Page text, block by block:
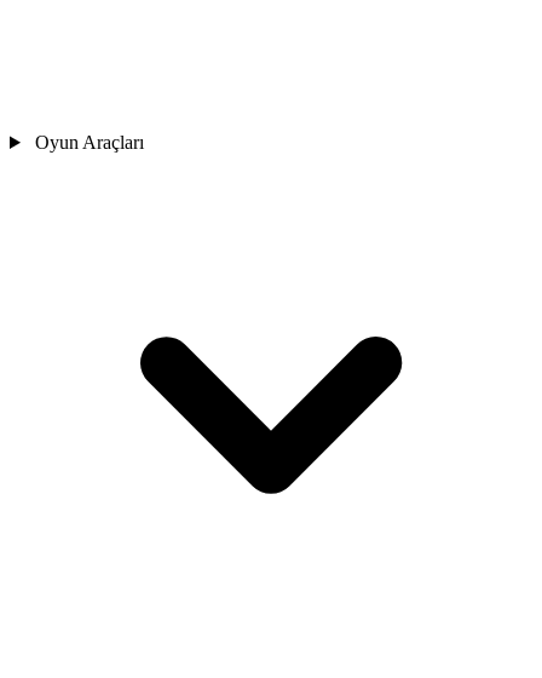
Oyun Araçları